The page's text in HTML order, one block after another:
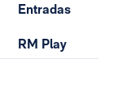
Entradas
RM Play